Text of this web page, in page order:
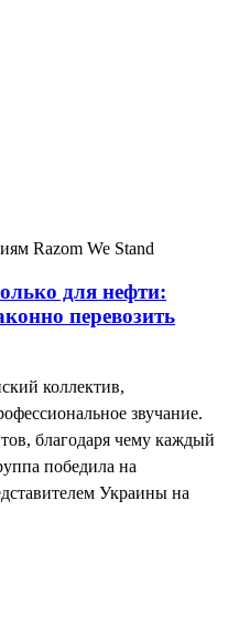
Razom We Stand
для нефти:
перевозить
коллектив,
звучание.
благодаря чему каждый
победила на
Украины на